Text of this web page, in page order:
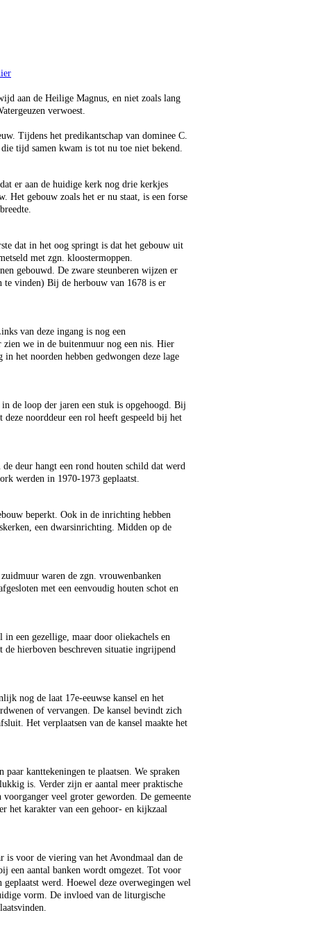
aan de Heilige Magnus, en niet zoals lang
verwoest.
Tijdens het predikantschap van dominee C.
tijd samen kwam is tot nu toe niet bekend.
er aan de huidige kerk nog drie kerkjes
Het gebouw zoals het er nu staat, is een forse
dat in het oog springt is dat het gebouw uit
met zgn. kloostermoppen.
gebouwd. De zware steunberen wijzen er
te vinden) Bij de herbouw van 1678 is er
van deze ingang is nog een
we in de buitenmuur nog een nis. Hier
het noorden hebben gedwongen deze lage
de loop der jaren een stuk is opgehoogd. Bij
noorddeur een rol heeft gespeeld bij het
deur hangt een rond houten schild dat werd
werden in 1970-1973 geplaatst.
beperkt. Ook in de inrichting hebben
een dwarsinrichting. Midden op de
waren de zgn. vrouwenbanken
met een eenvoudig houten schot en
in een gezellige, maar door oliekachels en
hierboven beschreven situatie ingrijpend
nog de laat 17e-eeuwse kansel en het
of vervangen. De kansel bevindt zich
Het verplaatsen van de kansel maakte het
kanttekeningen te plaatsen. We spraken
is. Verder zijn er aantal meer praktische
veel groter geworden. De gemeente
het karakter van een gehoor- en kijkzaal
voor de viering van het Avondmaal dan de
een aantal banken wordt omgezet. Tot voor
geplaatst werd. Hoewel deze overwegingen wel
vorm. De invloed van de liturgische